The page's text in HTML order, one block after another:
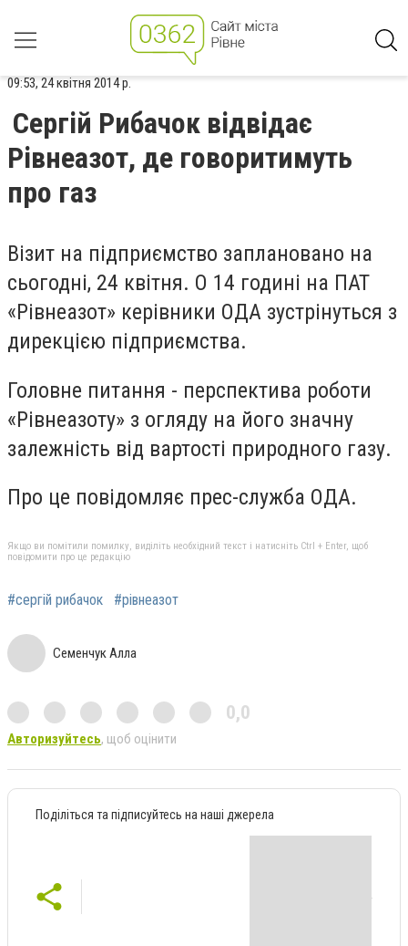
09:53, 24 квітня 2014 р.
Сергій Рибачок відвідає
Рівнеазот, де говоритимуть
про газ
Візит на підприємство заплановано на
сьогодні, 24 квітня. О 14 годині на ПАТ
«Рівнеазот» керівники ОДА зустрінуться з
дирекцією підприємства.
Головне питання - перспектива роботи
«Рівнеазоту» з огляду на його значну
залежність від вартості природного газу.
Про це повідомляє прес-служба ОДА.
Якщо ви помітили помилку, виділіть необхідний текст і натисніть Ctrl + Enter, щоб
повідомити про це редакцію
#сергій рибачок #рівнеазот
Семенчук Алла
0,0
Авторизуйтесь, щоб оцінити
Поділіться та підписуйтесь на наші джерела